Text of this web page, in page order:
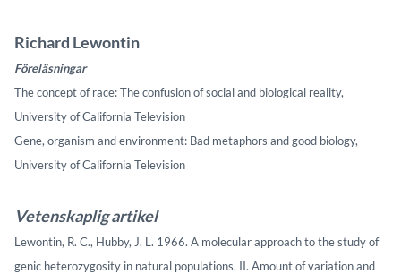
Richard Lewontin
Föreläsningar
The concept of race: The confusion of social and biological reality,
University of California Television
Gene, organism and environment: Bad metaphors and good biology,
University of California Television
Vetenskaplig artikel
Lewontin, R. C., Hubby, J. L. 1966. A molecular approach to the study of
genic heterozygosity in natural populations. II. Amount of variation and